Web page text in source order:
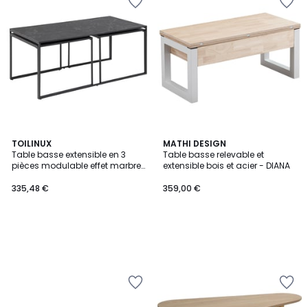
TOILINUX
Table basse extensible en 3
pièces modulable effet marbre
335,48 €
MATHI DESIGN
Table basse relevable et
extensible bois et acier - DIANA
359,00 €